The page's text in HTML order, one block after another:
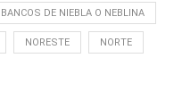
BANCOS DE NIEBLA O NEBLINA
NORESTE NORTE